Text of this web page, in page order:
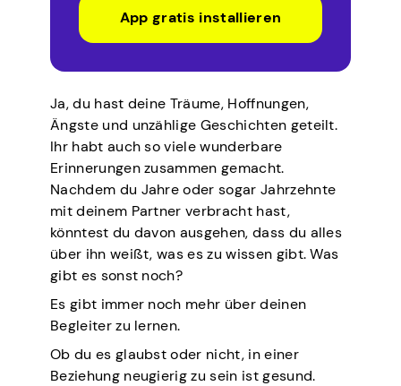
App gratis installieren
Ja, du hast deine Träume, Hoffnungen,
Ängste und unzählige Geschichten geteilt.
Ihr habt auch so viele wunderbare
Erinnerungen zusammen gemacht.
Nachdem du Jahre oder sogar Jahrzehnte
mit deinem Partner verbracht hast,
könntest du davon ausgehen, dass du alles
über ihn weißt, was es zu wissen gibt. Was
gibt es sonst noch?
Es gibt immer noch mehr über deinen
Begleiter zu lernen.
Ob du es glaubst oder nicht, in einer
Beziehung neugierig zu sein ist gesund.